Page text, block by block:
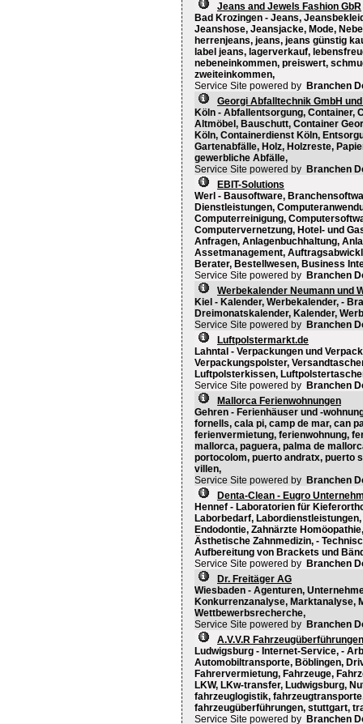
Jeans and Jewels Fashion GbR
Bad Krozingen - Jeans,
Jeanshose, Jeansjacke, Mode,
herrenjeans, jeans, jeans günstig
label jeans, lagerverkauf,
nebeneinkommen, preiswert,
zweiteinkommen,
Service Site powered by Branchen
Georgi Abfalltechnik GmbH
Köln - Abfallentsorgung, Container,
Altmöbel, Bauschutt, Container
Köln, Containerdienst Köln,
Gartenabfälle, Holz, Holzreste,
gewerbliche Abfälle,
Service Site powered by Branchen
EBIT-Solutions
Werl - Bausoftware,
Dienstleistungen,
Computerreinigung,
Computervernetzung, Hotel- und
Anfragen, Anlagenbuchhaltung,
Assetmanagement,
Berater, Bestellwesen, Business
Service Site powered by Branchen
Werbekalender Neumann und
Kiel - Kalender, Werbekalender, -
Dreimonatskalender, Kalender,
Service Site powered by Branchen
Luftpolstermarkt.de
Lahntal - Verpackungen und
Verpackungspolster,
Luftpolsterkissen,
Service Site powered by Branchen
Mallorca Ferienwohnungen
Gehren - Ferienhäuser und -
fornells, cala pi, camp de mar, can
ferienvermietung, ferienwohnung,
mallorca, paguera, palma de
portocolom, puerto andratx, puerto
villen,
Service Site powered by Branchen
Denta-Clean - Eugro
Hennef - Laboratorien für
Laborbedarf,
Endodontie, Zahnärzte
Ästhetische Zahnmedizin, -
Aufbereitung von Brackets und
Service Site powered by Branchen
Dr. Freitäger AG
Wiesbaden - Agenturen,
Konkurrenzanalyse, Marktanalyse,
Wettbewerbsrecherche,
Service Site powered by Branchen
A.V.V.R Fahrzeugüberführungen
Ludwigsburg - Internet-Service, -
Automobiltransporte, Böblingen,
Fahrervermietung, Fahrzeuge,
LKW, LKw-transfer, Ludwigsburg,
fahrzeuglogistik,
fahrzeugüberführungen, stuttgart,
Service Site powered by Branchen